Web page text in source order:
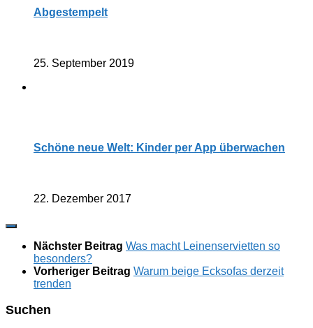
Abgestempelt
25. September 2019
Schöne neue Welt: Kinder per App überwachen
22. Dezember 2017
Nächster Beitrag Was macht Leinenservietten so
besonders?
Vorheriger Beitrag Warum beige Ecksofas derzeit
trenden
Suchen